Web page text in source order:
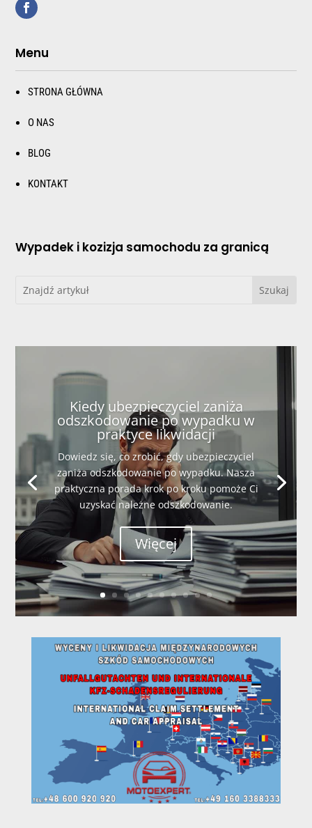
Menu
STRONA GŁÓWNA
O NAS
BLOG
KONTAKT
Wypadek i kozizja samochodu za granicą
Kiedy ubezpieczyciel zaniża
odszkodowanie po wypadku w
praktyce likwidacji
Dowiedz się, co zrobić, gdy ubezpieczyciel
zaniża odszkodowanie po wypadku. Nasza
praktyczna porada krok po kroku pomoże Ci
uzyskać należne odszkodowanie.
Więcej